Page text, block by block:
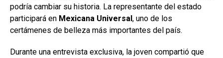
podría cambiar su historia. La representante del estado
participará en Mexicana Universal, uno de los
certámenes de belleza más importantes del país.
Durante una entrevista exclusiva, la joven compartió que